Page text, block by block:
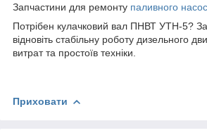
Запчастини для ремонту паливного
Потрібен кулачковий вал ПНВТ УТН-5?
відновіть стабільну роботу дизельного
витрат та простоїв техніки.
Приховати